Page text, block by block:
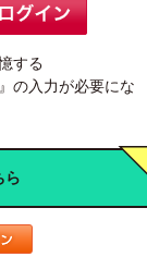
する
の入力が必要にな
ら